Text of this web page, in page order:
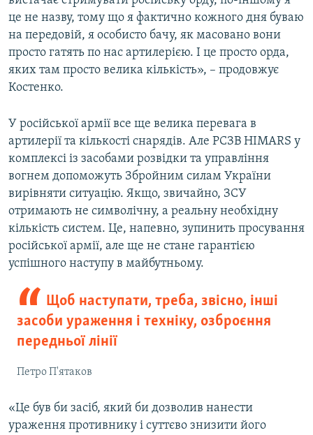
це не назву, тому що я фактично кожного дня буваю
на передовій, я особисто бачу, як масовано вони
просто гатять по нас артилерією. І це просто орда,
яких там просто велика кількість», – продовжує
Костенко.
У російської армії все ще велика перевага в
артилерії та кількості снарядів. Але РСЗВ HIMARS у
комплексі із засобами розвідки та управління
вогнем допоможуть Збройним силам України
вирівняти ситуацію. Якщо, звичайно, ЗСУ
отримають не символічну, а реальну необхідну
кількість систем. Це, напевно, зупинить просування
російської армії, але ще не стане гарантією
успішного наступу в майбутньому.
Щоб наступати, треба, звісно, інші
засоби ураження і техніку, озброєння
передньої лінії
Петро П'ятаков
«Це був би засіб, який би дозволив нанести
ураження противнику і суттєво знизити його